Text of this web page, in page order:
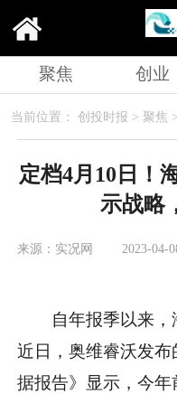
聚焦 创业
当前位置： 创投时报 > 聚焦 >
定档4月10日！
示战略
来源：实况网 2023-04-
自年报季以来，
近日，奥维睿沃发
据报告》显示，今年